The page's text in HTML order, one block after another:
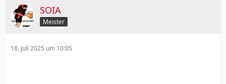
SOIA
Meister
18. Juli 2025 um 10:05